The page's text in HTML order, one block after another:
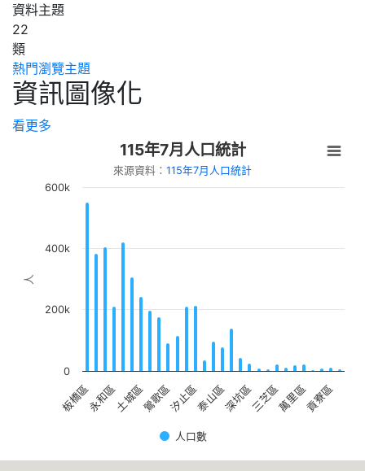
【新北市立圖書館淡水分館】 115年8月表
演活動 :《 蘋果劇團【嬌滴滴與髒兮兮】》
【新北市立圖書館總館】8/15 生活心性智
識變成影響力」
【新北市立圖書館中和員山分館】「Home
Library」系列活動：童話烘焙時光
資料主題
22
類
熱門瀏覽主題
資訊圖像化
看更多
人
115年7月人口統計
來源資料： 115年7月人口統計
人口數
板橋區永和區土城區鶯歌區汐止區泰山區深坑區三芝區萬里區貢寮區
0
200k
400k
600k